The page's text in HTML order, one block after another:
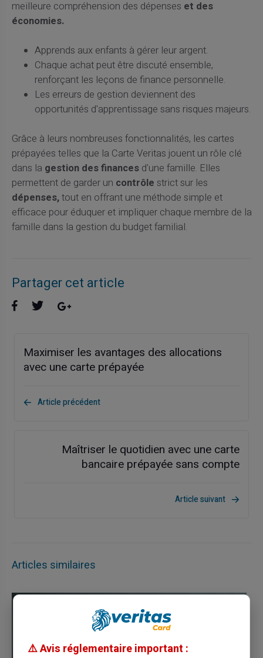
meilleure compréhension des dépenses et des
économies.
Apprends aux enfants à gérer leur argent.
Chaque achat peut être discuté ensemble,
renforçant les leçons de finance personnelle.
Les erreurs de gestion deviennent des
opportunités d'apprentissage sans risques majeurs.
Grâce à leurs nombreuses fonctionnalités, les cartes
prépayées telles que la Carte Veritas jouent un rôle clé
dans la gestion des financesd'une famille. Elles
permettent de garder un contrôle strict sur les
dépenses,tout en offrant une méthode simple et
efficace pour éduquer et impliquer chaque membre de la
famille dans la gestion du budget familial.
Partager cet article
Maximiser les avantages des allocations
avec une carte prépayée
Article précédent
Maîtriser le quotidien avec une carte
bancaire prépayée sans compte
Article suivant
Articles similaires
⚠️ Avis réglementaire important :